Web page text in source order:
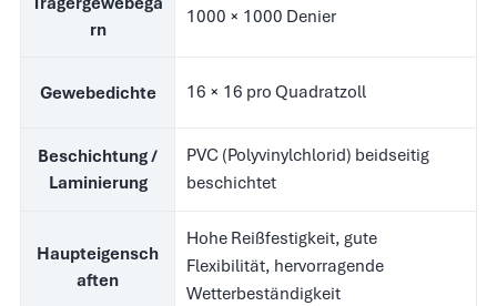
rn
1000 × 1000 Denier
Gewebedichte 16 × 16 pro Quadratzoll
Beschichtung /
Laminierung
PVC (Polyvinylchlorid) beidseitig
beschichtet
Haupteigensch
aften
Hohe Reißfestigkeit, gute
Flexibilität, hervorragende
Wetterbeständigkeit